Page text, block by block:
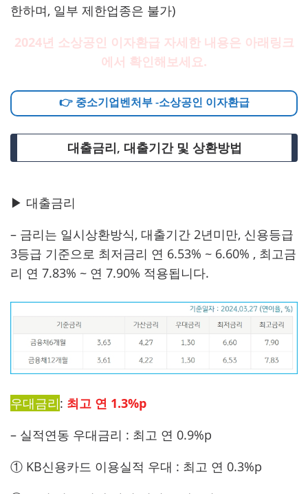
한하며, 일부 제한업종은 불가)
2024년 소상공인 이자환급 자세한 내용은 아래링크
에서 확인해보세요.
👉 중소기업벤처부 -소상공인 이자환급
대출금리, 대출기간 및 상환방법
▶ 대출금리
– 금리는 일시상환방식, 대출기간 2년미만, 신용등급
3등급 기준으로 최저금리 연 6.53% ~ 6.60% , 최고금
리 연 7.83% ~ 연 7.90% 적용됩니다.
우대금리: 최고 연 1.3%p
– 실적연동 우대금리 : 최고 연 0.9%p
① KB신용카드 이용실적 우대 : 최고 연 0.3%p